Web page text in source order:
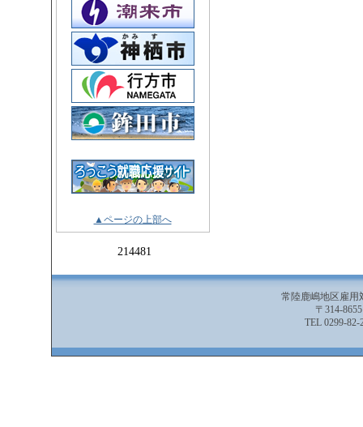
▲ページの上部へ
214481
常陸鹿嶋地区雇
〒314-
TEL 0299-